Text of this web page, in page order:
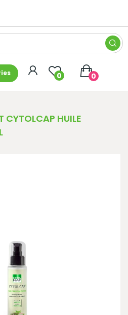
0 0
CYTOLCAP HUILE